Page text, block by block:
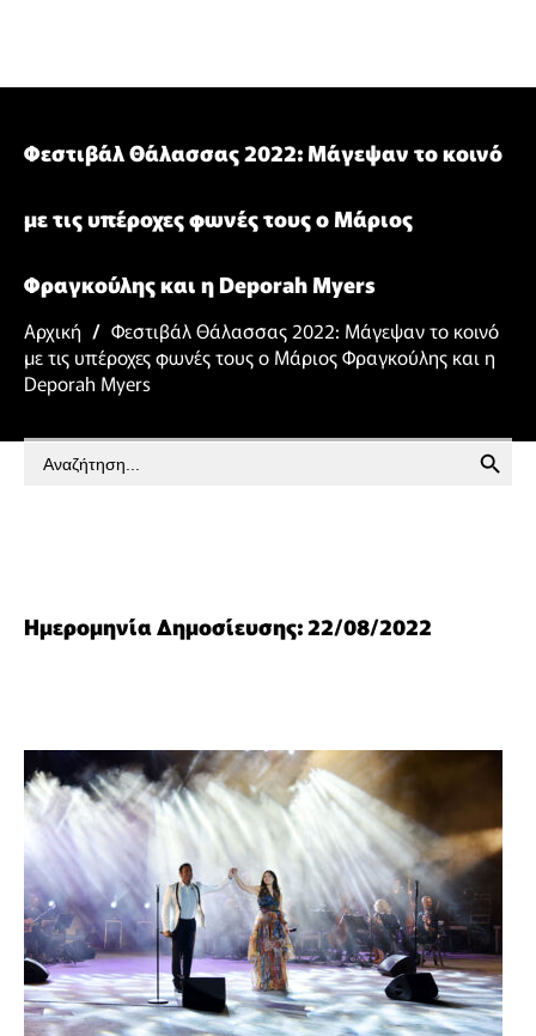
Φεστιβάλ Θάλασσας 2022: Μάγεψαν το κοινό
με τις υπέροχες φωνές τους ο Μάριος
Φραγκούλης και η Deporah Myers
Αρχική / Φεστιβάλ Θάλασσας 2022: Μάγεψαν το κοινό
με τις υπέροχες φωνές τους ο Μάριος Φραγκούλης και η
Deporah Myers
Search
for:
SEARCH BUTTON
Ημερομηνία Δημοσίευσης: 22/08/2022